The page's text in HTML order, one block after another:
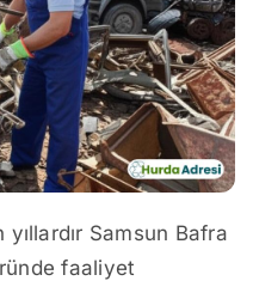
Samsun Bafra
faaliyet